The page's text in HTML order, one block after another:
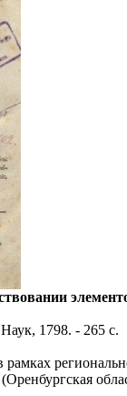
1798. - 265 с.